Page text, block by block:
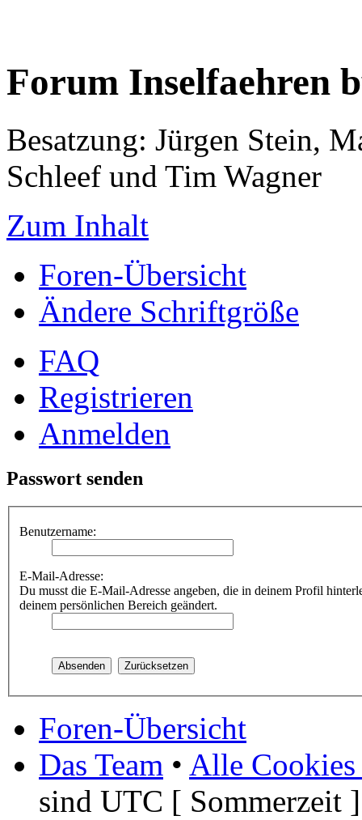
Forum Inselfaehren
Besatzung: Jürgen Stein,
Schleef und Tim Wagner
Zum Inhalt
Foren-Übersicht
Ändere Schriftgröße
FAQ
Registrieren
Anmelden
Passwort senden
Benutzername:
E-Mail-Adresse:
Du musst die E-Mail-Adresse angeben, die in deinem Profil
deinem persönlichen Bereich geändert.
Foren-Übersicht
Das Team • Alle Cookies
sind UTC [ Sommerzeit ]